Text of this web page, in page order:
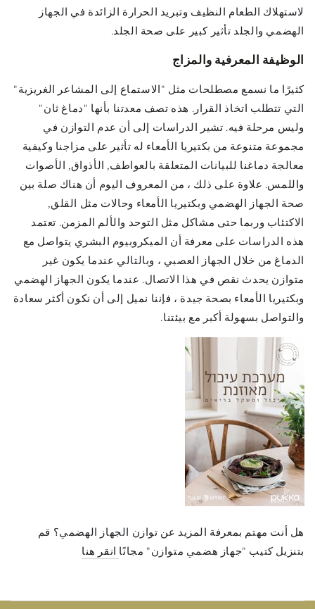
لاستهلاك الطعام النظيف وتبريد الحرارة الزائدة في الجهاز
الهضمي والجلد تأثير كبير على صحة الجلد.
الوظيفة المعرفية والمزاج
كثيرًا ما نسمع مصطلحات مثل "الاستماع إلى المشاعر الغريزية"
التي تتطلب اتخاذ القرار. هذه تصف معدتنا بأنها "دماغ ثان"
وليس مرحلة فيه. تشير الدراسات إلى أن عدم التوازن في
مجموعة متنوعة من بكتيريا الأمعاء له تأثير على مزاجنا وكيفية
معالجة دماغنا للبيانات المتعلقة بالعواطف, الأذواق, الأصوات
واللمس. علاوة على ذلك ، من المعروف اليوم أن هناك صلة بين
صحة الجهاز الهضمي وبكتيريا الأمعاء وحالات مثل القلق,
الاكتئاب وربما حتى مشاكل مثل التوحد والألم المزمن. تعتمد
هذه الدراسات على معرفة أن الميكروبيوم البشري يتواصل مع
الدماغ من خلال الجهاز العصبي ، وبالتالي عندما يكون غير
متوازن يحدث نقص في هذا الاتصال. عندما يكون الجهاز الهضمي
وبكتيريا الأمعاء بصحة جيدة ، فإننا نميل إلى أن نكون أكثر سعادة
والتواصل بسهولة أكبر مع بيئتنا.
هل أنت مهتم بمعرفة المزيد عن توازن الجهاز الهضمي؟ قم
بتنزيل كتيب "جهاز هضمي متوازن" مجانًا انقر هنا